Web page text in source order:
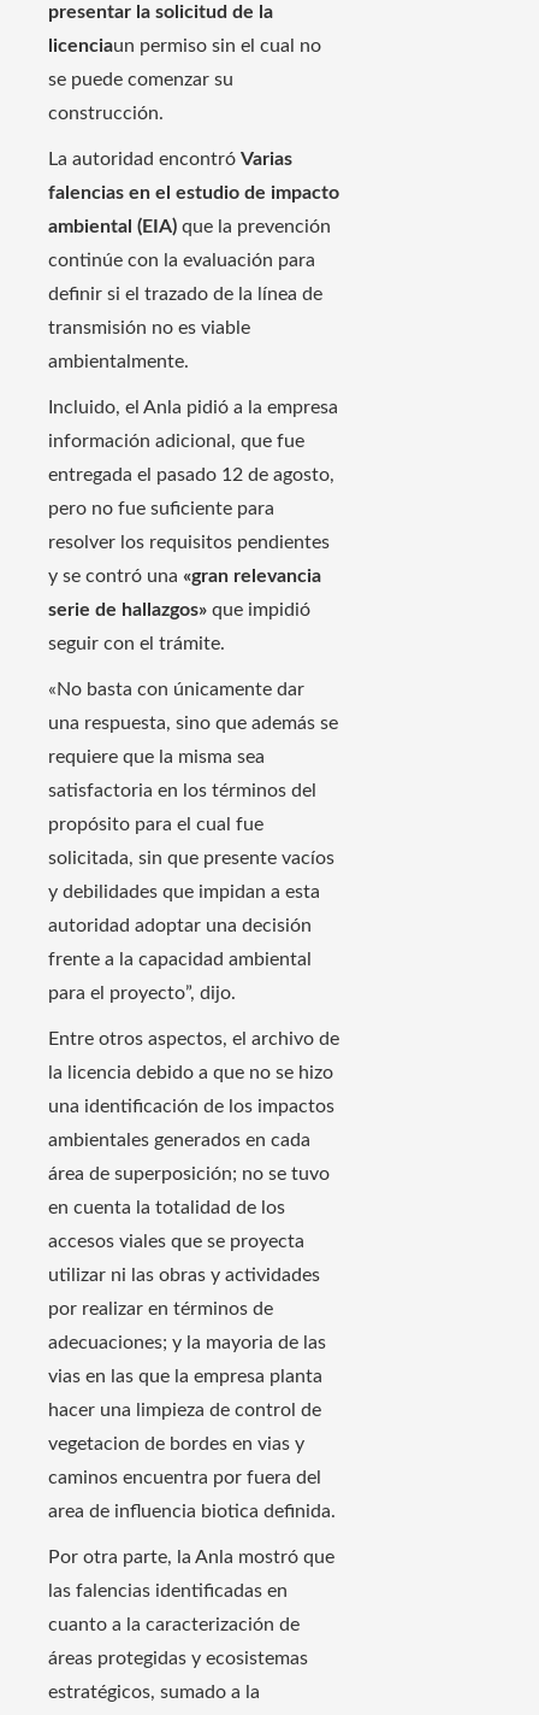
presentar la solicitud de la
licenciaun permiso sin el cual no
se puede comenzar su
construcción.
La autoridad encontró Varias
falencias en el estudio de impacto
ambiental (EIA) que la prevención
continúe con la evaluación para
definir si el trazado de la línea de
transmisión no es viable
ambientalmente.
Incluido, el Anla pidió a la empresa
información adicional, que fue
entregada el pasado 12 de agosto,
pero no fue suficiente para
resolver los requisitos pendientes
y se contró una «gran relevancia
serie de hallazgos» que impidió
seguir con el trámite.
«No basta con únicamente dar
una respuesta, sino que además se
requiere que la misma sea
satisfactoria en los términos del
propósito para el cual fue
solicitada, sin que presente vacíos
y debilidades que impidan a esta
autoridad adoptar una decisión
frente a la capacidad ambiental
para el proyecto”, dijo.
Entre otros aspectos, el archivo de
la licencia debido a que no se hizo
una identificación de los impactos
ambientales generados en cada
área de superposición; no se tuvo
en cuenta la totalidad de los
accesos viales que se proyecta
utilizar ni las obras y actividades
por realizar en términos de
adecuaciones; y la mayoria de las
vias en las que la empresa planta
hacer una limpieza de control de
vegetacion de bordes en vias y
caminos encuentra por fuera del
area de influencia biotica definida.
Por otra parte, la Anla mostró que
las falencias identificadas en
cuanto a la caracterización de
áreas protegidas y ecosistemas
estratégicos, sumado a la